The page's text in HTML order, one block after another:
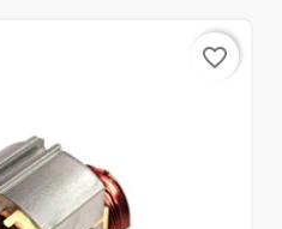
favorite_border